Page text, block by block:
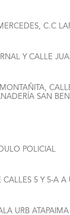
C.C
Y CALLE
SAN
POLICIAL
CALLES 5 Y 5-A A
URB ATAPAIMA